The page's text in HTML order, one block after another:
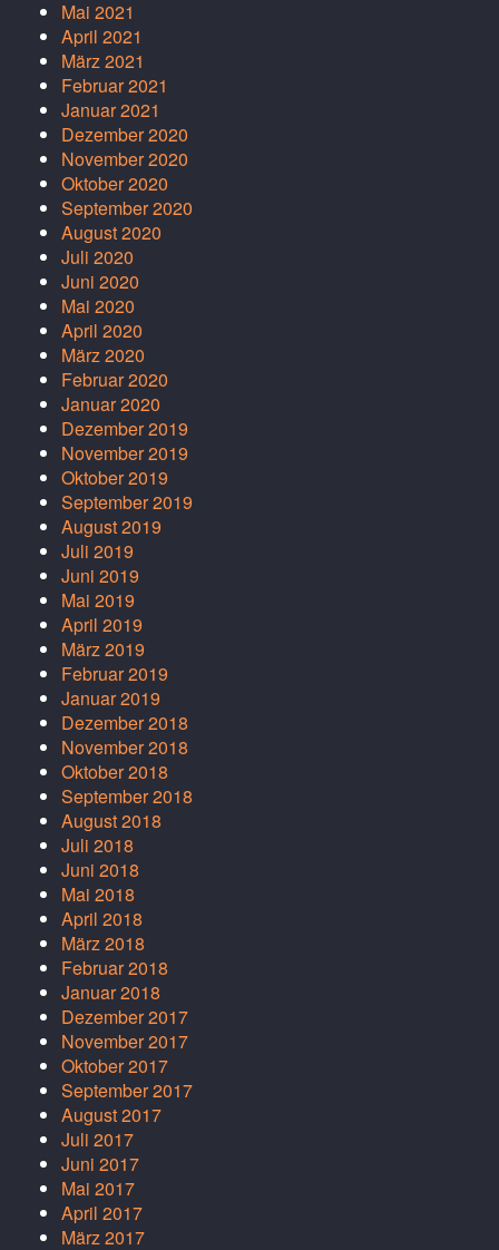
Mai 2021
April 2021
März 2021
Februar 2021
Januar 2021
Dezember 2020
November 2020
Oktober 2020
September 2020
August 2020
Juli 2020
Juni 2020
Mai 2020
April 2020
März 2020
Februar 2020
Januar 2020
Dezember 2019
November 2019
Oktober 2019
September 2019
August 2019
Juli 2019
Juni 2019
Mai 2019
April 2019
März 2019
Februar 2019
Januar 2019
Dezember 2018
November 2018
Oktober 2018
September 2018
August 2018
Juli 2018
Juni 2018
Mai 2018
April 2018
März 2018
Februar 2018
Januar 2018
Dezember 2017
November 2017
Oktober 2017
September 2017
August 2017
Juli 2017
Juni 2017
Mai 2017
April 2017
März 2017